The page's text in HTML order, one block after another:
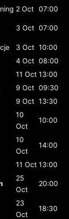
2 Oct 07:00
3 Oct 07:00
3 Oct 10:00
4 Oct 08:00
11 Oct 13:00
9 Oct 09:30
9 Oct 13:30
10
Oct
10:00
10
Oct
14:00
11 Oct 13:00
25
Oct
20:00
23
Oct
18:30